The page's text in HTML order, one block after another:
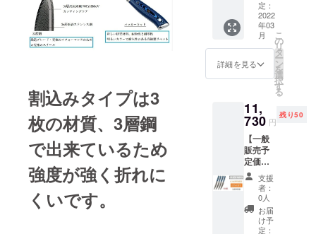
割込みタイプは3
枚の材質、3層鋼
で出来ているため
強度が強く折れに
くいです。
後に出
来るだ
け速や
かに配
送手配
を開始
国の春
節(大型
連休)に
かかる
恐れが
あるた
め製
造、発
送が一
時ス
トップ
て、揃
い次第
日本に
発送。
受け取
り後に
会社か
ら順次
開始 い
たしま
す。 ・
配送に
おける
リスク
プロ
ジェク
（税・
送料
込）
【内
容】 ■
シェフ
ティリ
ティナ
イフ ■
パリン
グナイ
フ ・配
送時期
プロ
ジェク
ト終了
後に中
国の製
定：
2022
年03
月
詳細を見る
こ
の
リ
タ
ー
ン
を
選
択
す
る
11,
730 円
残り50
【一般
販売予
定価格
13,800
円の
15%OF
F】→
11,730
支援
者：
0人
お届
け予
定：